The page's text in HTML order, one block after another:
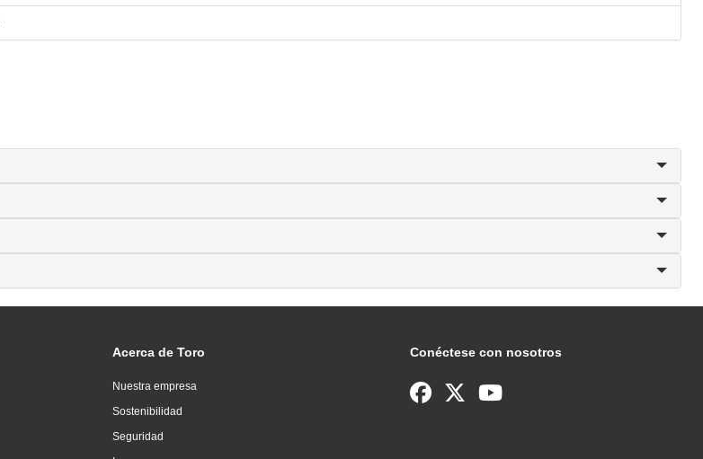
Acerca de Toro
Nuestra empresa
Sostenibilidad
Seguridad
Conéctese con nosotros